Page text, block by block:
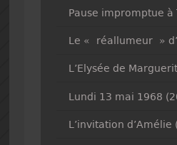
Pause impromptue à
Le « réallumeur »
L’Elysée de
Lundi 13 mai 1968
L’invitation d’Amélie